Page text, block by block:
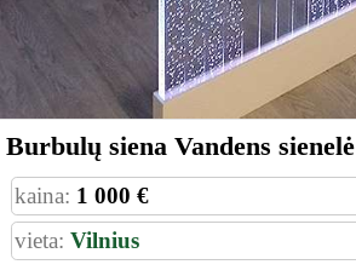
Burbulų siena Vandens sienelė
kaina: 1 000 €
vieta: Vilnius